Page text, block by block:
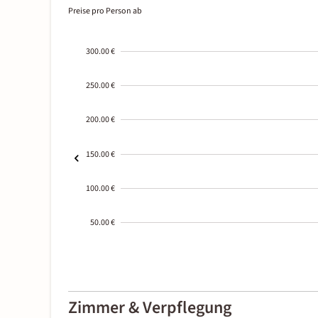
Preise pro Person ab
300.00 €
250.00 €
200.00 €
150.00 €
100.00 €
50.00 €
01-02
Zimmer & Verpflegung